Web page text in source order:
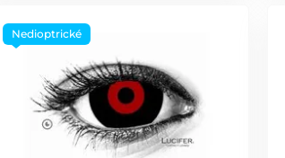
Nedioptrické